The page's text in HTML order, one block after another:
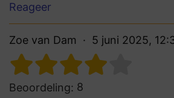
Reageer
Zoe van Dam 5 juni 2025,
Beoordeling: 8